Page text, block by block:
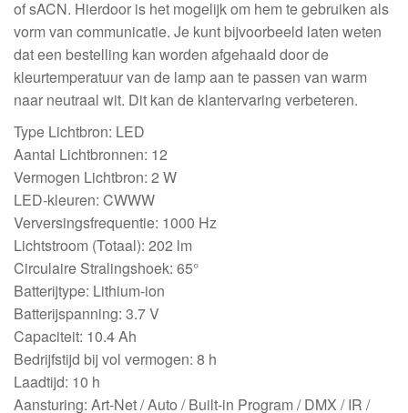
of sACN. Hierdoor is het mogelijk om hem te gebruiken als
vorm van communicatie. Je kunt bijvoorbeeld laten weten
dat een bestelling kan worden afgehaald door de
kleurtemperatuur van de lamp aan te passen van warm
naar neutraal wit. Dit kan de klantervaring verbeteren.
Type Lichtbron: LED
Aantal Lichtbronnen: 12
Vermogen Lichtbron: 2 W
LED-kleuren: CWWW
Verversingsfrequentie: 1000 Hz
Lichtstroom (Totaal): 202 lm
Circulaire Stralingshoek: 65°
Batterijtype: Lithium-ion
Batterijspanning: 3.7 V
Capaciteit: 10.4 Ah
Bedrijfstijd bij vol vermogen: 8 h
Laadtijd: 10 h
Aansturing: Art-Net / Auto / Built-in Program / DMX / IR /